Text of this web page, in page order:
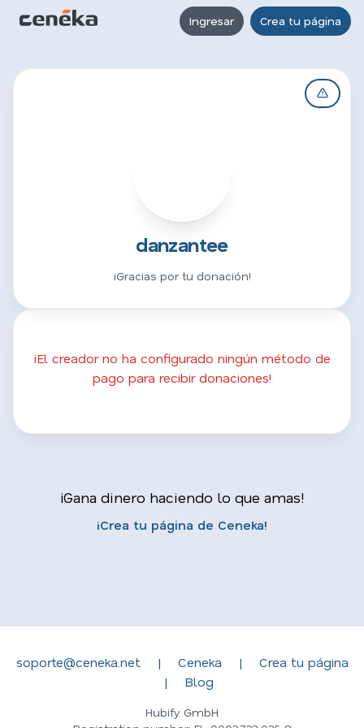
Ingresar Crea tu página
danzantee
¡Gracias por tu donación!
¡El creador no ha configurado ningún método de
pago para recibir donaciones!
¡Gana dinero haciendo lo que amas!
¡Crea tu página de Ceneka!
soporte@ceneka.net | Ceneka |
Crea tu página
|
Blog
Hubify GmbH